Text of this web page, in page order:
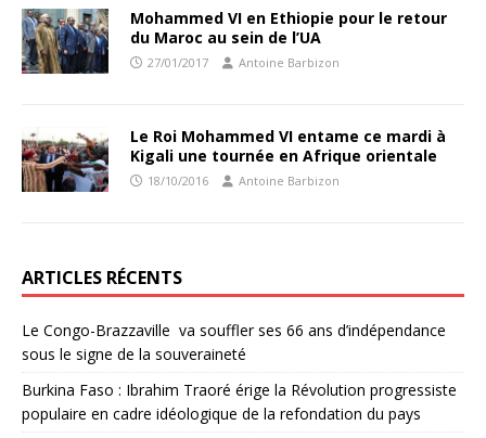
Mohammed VI en Ethiopie pour le retour
du Maroc au sein de l’UA
27/01/2017 Antoine Barbizon
Le Roi Mohammed VI entame ce mardi à
Kigali une tournée en Afrique orientale
18/10/2016 Antoine Barbizon
ARTICLES RÉCENTS
Le Congo-Brazzaville va souffler ses 66 ans d’indépendance
sous le signe de la souveraineté
Burkina Faso : Ibrahim Traoré érige la Révolution progressiste
populaire en cadre idéologique de la refondation du pays